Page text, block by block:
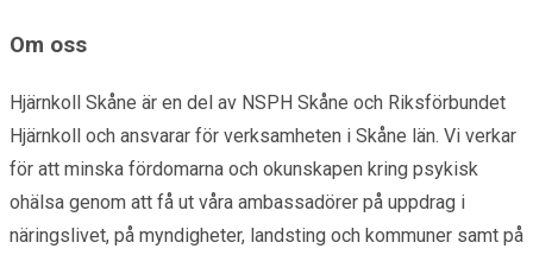
Om oss
Hjärnkoll Skåne är en del av NSPH Skåne och Riksförbundet
Hjärnkoll och ansvarar för verksamheten i Skåne län. Vi verkar
för att minska fördomarna och okunskapen kring psykisk
ohälsa genom att få ut våra ambassadörer på uppdrag i
näringslivet, på myndigheter, landsting och kommuner samt på